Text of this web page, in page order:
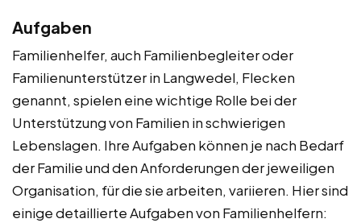
Aufgaben
Familienhelfer, auch Familienbegleiter oder
Familienunterstützer in Langwedel, Flecken
genannt, spielen eine wichtige Rolle bei der
Unterstützung von Familien in schwierigen
Lebenslagen. Ihre Aufgaben können je nach Bedarf
der Familie und den Anforderungen der jeweiligen
Organisation, für die sie arbeiten, variieren. Hier sind
einige detaillierte Aufgaben von Familienhelfern: